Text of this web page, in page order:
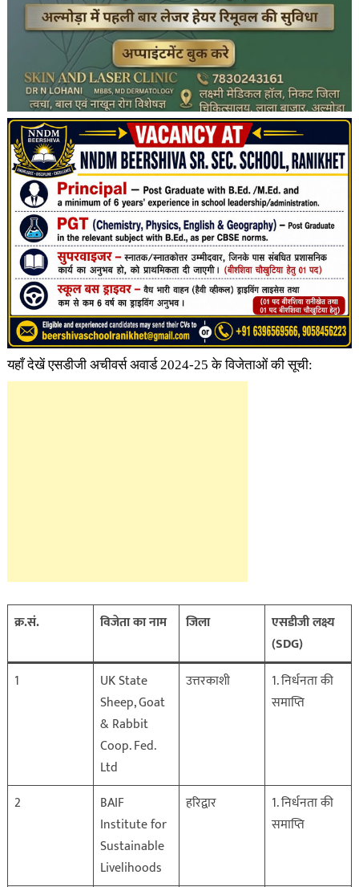
यहाँ देखें एसडीजी अचीवर्स अवार्ड 2024-25 के विजेताओं की सूची:
क्र.सं. विजेता का नाम जिला
एसडीजी लक्ष्य
(SDG)
1
UK State
Sheep, Goat
& Rabbit
Coop. Fed.
Ltd
उत्तरकाशी
1. निर्धनता की
समाप्ति
2
BAIF
Institute for
Sustainable
Livelihoods
हरिद्वार
1. निर्धनता की
समाप्ति